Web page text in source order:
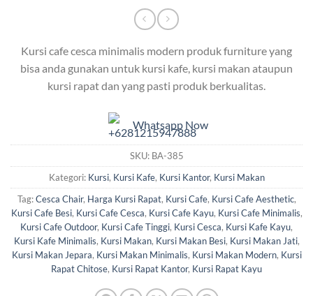
Kursi cafe cesca minimalis modern produk furniture yang
bisa anda gunakan untuk kursi kafe, kursi makan ataupun
kursi rapat dan yang pasti produk berkualitas.
Whatsapp Now
SKU: BA-385
Kategori: Kursi, Kursi Kafe, Kursi Kantor, Kursi Makan
Tag:Cesca Chair, Harga Kursi Rapat, Kursi Cafe, Kursi Cafe Aesthetic,
Kursi Cafe Besi, Kursi Cafe Cesca, Kursi Cafe Kayu, Kursi Cafe Minimalis,
Kursi Cafe Outdoor, Kursi Cafe Tinggi, Kursi Cesca, Kursi Kafe Kayu,
Kursi Kafe Minimalis, Kursi Makan, Kursi Makan Besi, Kursi Makan Jati,
Kursi Makan Jepara, Kursi Makan Minimalis, Kursi Makan Modern, Kursi
Rapat Chitose, Kursi Rapat Kantor, Kursi Rapat Kayu